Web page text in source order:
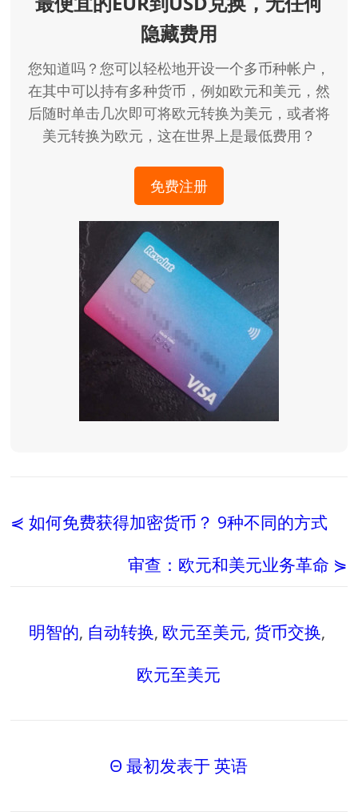
隐藏费用
您知道吗？您可以轻松地开设一个多币种帐户，
在其中可以持有多种货币，例如欧元和美元，然
后随时单击几次即可将欧元转换为美元，或者将
美元转换为欧元，这在世界上是最低费用？
免费注册
⋞ 如何免费获得加密货币？ 9种不同的方式
审查：欧元和美元业务革命 ⋟
明智的, 自动转换, 欧元至美元, 货币交换,
欧元至美元
Θ 最初发表于 英语